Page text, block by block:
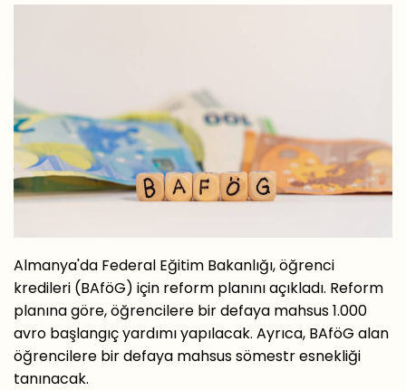
Almanya'da Federal Eğitim Bakanlığı, öğrenci
kredileri (BAföG) için reform planını açıkladı. Reform
planına göre, öğrencilere bir defaya mahsus 1.000
avro başlangıç ​​yardımı yapılacak. Ayrıca, BAföG alan
öğrencilere bir defaya mahsus sömestr esnekliği
tanınacak.